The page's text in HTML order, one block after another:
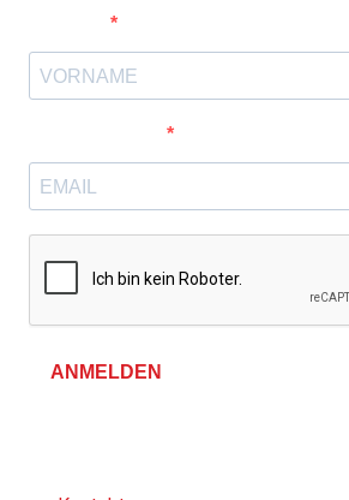
ANMELDEN